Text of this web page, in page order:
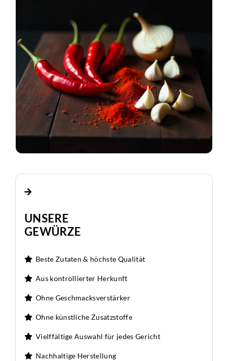
UNSERE
GEWÜRZE
Beste Zutaten & höchste Qualität
Aus kontrollierter Herkunft
Ohne Geschmacksverstärker
Ohne künstliche Zusatzstoffe
Vielffältige Auswahl für jedes Gericht
Nachhaltige Herstellung